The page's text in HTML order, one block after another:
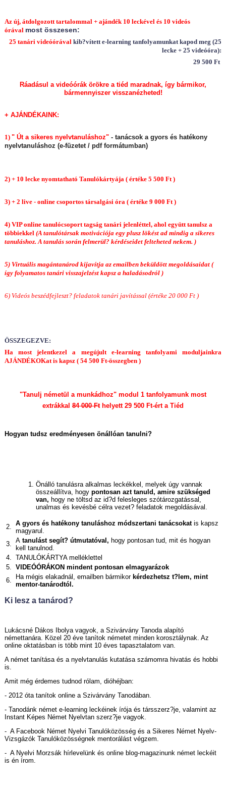
Az új, átdolgozott tartalommal + ajándék 10 leckével és 10 videós
órával most összesen:
25 tanári videóórávalkib?vített e-learning tanfolyamunkat kapod meg (25
lecke + 25 videóóra):
29 500 Ft
Ráadásul a videóórák örökre a tiéd maradnak, így bármikor,
bármennyiszer visszanézheted!
+ AJÁNDÉKAINK:
1) " Út a sikeres nyelvtanuláshoz"- tanácsok a gyors és hatékony
nyelvtanuláshoz (e-füzetet / pdf formátumban)
2) + 10 lecke nyomtatható Tanulókártyája ( értéke 5 500 Ft )
3) + 2 live - online csoportos társalgási óra ( értéke 9 000 Ft )
4) VIP online tanulócsoport tagság tanári jelenléttel, ahol együtt tanulsz a
többiekkel (A tanulótársak motivációja egy plusz lökést ad mindig a sikeres
tanuláshoz. A tanulás során felmerül? kérdéseidet felteheted nekem. )
5) Virtuális magántanárod kijavítja az emailben beküldött megoldásaidat(
így folyamatos tanári visszajelzést kapsz a haladásodról )
6) Videós beszédfejleszt? feladatok tanári javítással (értéke 20 000 Ft )
ÖSSZEGEZVE:
Ha most jelentkezel a megújult e-learning tanfolyami moduljainkra
AJÁNDÉKOKat is kapsz ( 54 500 Ft-összegben )
"Tanulj németül a munkádhoz" modul 1 tanfolyamunk most
extrákkal 84 000 Fthelyett 29 500 Ft-ért a Tiéd
Hogyan tudsz eredményesen önállóan tanulni?
Önálló tanulásra alkalmas leckékkel, melyek úgy vannak
összeállítva, hogy pontosan azt tanuld, amire szükséged
van, hogy ne töltsd az id?d felesleges szótározgatással,
unalmas és kevésbé célra vezet? feladatok megoldásával.
2. A gyors és hatékony tanuláshoz módszertani tanácsokatis kapsz
magyarul.
3.
A tanulást segít? útmutatóval, hogy pontosan tud, mit és hogyan
kell tanulnod.
4.
TANULÓKÁRTYA melléklettel
5.
VIDEÓÓRÁKON mindent pontosan elmagyarázok
6.
Ha mégis elakadnál, emailben bármikor kérdezhetsz t?lem, mint
mentor-tanárodtól.
Ki lesz a tanárod?
Lukácsné Dákos Ibolya vagyok, a Szivárvány Tanoda alapító
némettanára. Közel 20 éve tanítok németet minden korosztálynak. Az
online oktatásban is több mint 10 éves tapasztalatom van.
A német tanítása és a nyelvtanulás kutatása számomra hivatás és hobbi
is.
Amit még érdemes tudnod rólam, dióhéjban:
- 2012 óta tanítok online a Szivárvány Tanodában.
- Tanodánk német e-learning leckéinek írója és társszerz?je, valamint az
Instant Képes Német Nyelvtan szerz?je vagyok.
- A Facebook Német Nyelvi Tanulóközösség és a Sikeres Német Nyelv-
Vizsgázók Tanulóközösségnek mentorálást végzem.
- A Nyelvi Morzsák hírlevelünk és online blog-magazinunk német leckéit
is én írom.